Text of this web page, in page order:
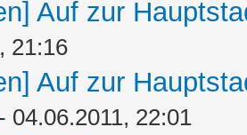
Auf zur
21:16
Auf zur
- 04.06.2011, 22:01